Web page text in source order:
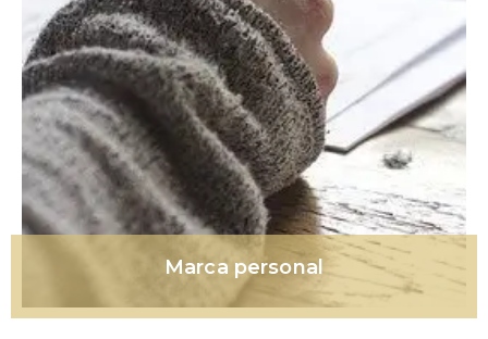
Marca personal